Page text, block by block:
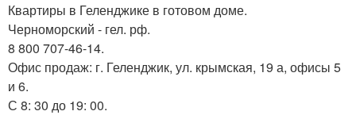
Квартиры в Геленджике в готовом доме.
Черноморский - гел. рф.
8 800 707-46-14.
Офис продаж: г. Геленджик, ул. крымская, 19 а, офисы 5
и 6.
С 8: 30 до 19: 00.